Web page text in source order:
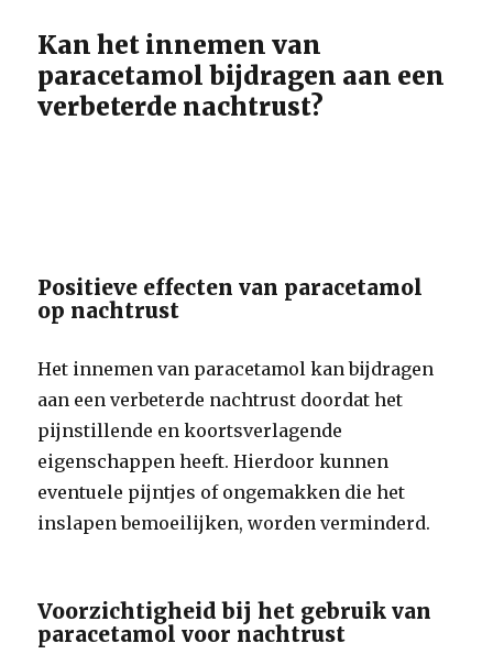
Kan het innemen van
paracetamol bijdragen aan een
verbeterde nachtrust?
Positieve effecten van paracetamol
op nachtrust
Het innemen van paracetamol kan bijdragen
aan een verbeterde nachtrust doordat het
pijnstillende en koortsverlagende
eigenschappen heeft. Hierdoor kunnen
eventuele pijntjes of ongemakken die het
inslapen bemoeilijken, worden verminderd.
Voorzichtigheid bij het gebruik van
paracetamol voor nachtrust